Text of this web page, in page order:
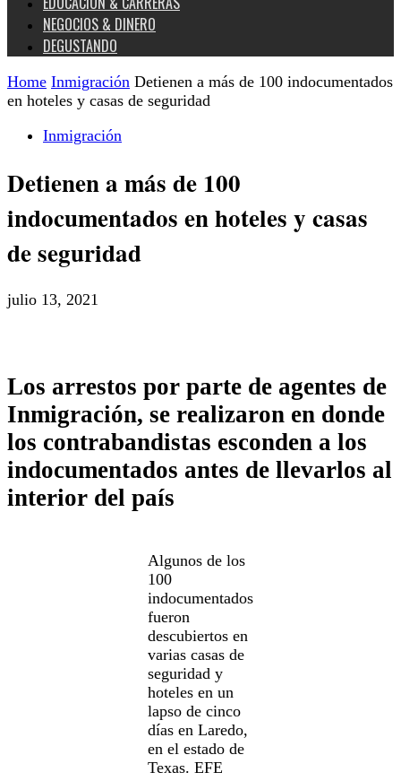
NEGOCIOS & DINERO
DEGUSTANDO
Home Inmigración Detienen a más de 100 indocumentados
en hoteles y casas de seguridad
Inmigración
Detienen a más de 100
indocumentados en hoteles y casas
de seguridad
julio 13, 2021
Los arrestos por parte de agentes de
Inmigración, se realizaron en donde
los contrabandistas esconden a los
indocumentados antes de llevarlos al
interior del país
Algunos de los
100
indocumentados
fueron
descubiertos en
varias casas de
seguridad y
hoteles en un
lapso de cinco
días en Laredo,
en el estado de
Texas. EFE